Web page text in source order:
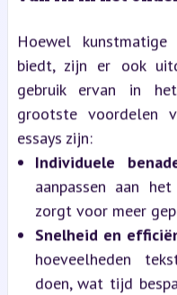
Hoewel
biedt, zijn er ook
gebruik ervan in
grootste voordelen
essays zijn:
Individuele
aanpassen aan
zorgt voor meer
Snelheid en
hoeveelheden
doen, wat tijd